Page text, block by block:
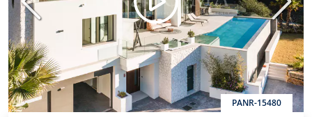
PANR-15480
Vorherige